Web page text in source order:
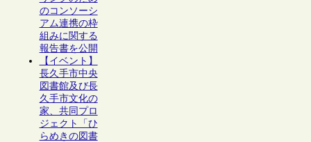
のコンソーシ
アム連携の枠
組みに関する
報告書を公開
【イベント】
長久手市中央
図書館及び長
久手市文化の
家、共同プロ
ジェクト「ひ
らめきの図書